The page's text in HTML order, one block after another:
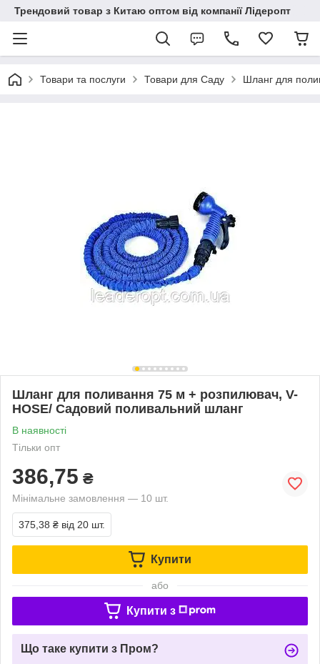
Трендовий товар з Китаю оптом від компанії Лідеропт
Товари та послуги Товари для Саду Шланг для
Шланг для поливання 75 м + розпилювач, V-
HOSE/ Садовий поливальний шланг
В наявності
Тільки опт
386,75 ₴
Мінімальне замовлення — 10 шт.
375,38 ₴ від 20 шт.
Купити
або
Купити з
Що таке купити з Пром?